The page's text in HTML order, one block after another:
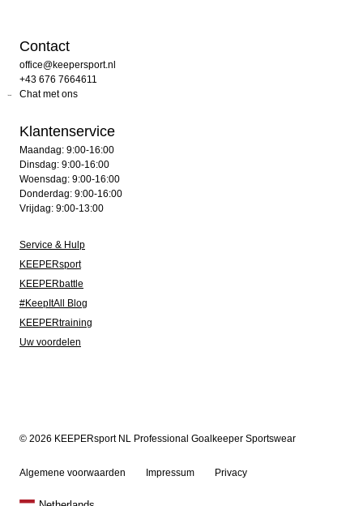
Contact
office@keepersport.nl
+43 676 7664611
Chat met ons
Klantenservice
Maandag: 9:00-16:00
Dinsdag: 9:00-16:00
Woensdag: 9:00-16:00
Donderdag: 9:00-16:00
Vrijdag: 9:00-13:00
Service & Hulp
KEEPERsport
KEEPERbattle
#KeepItAll Blog
KEEPERtraining
Uw voordelen
© 2026 KEEPERsport NL Professional Goalkeeper Sportswear
Algemene voorwaarden Impressum Privacy